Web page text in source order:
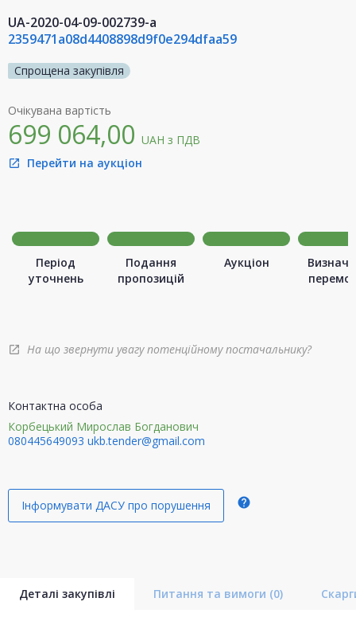
UA-2020-04-09-002739-a
2359471a08d4408898d9f0e294dfaa59
Спрощена закупівля
Очікувана вартість
699 064,00 UAH з ПДВ
open_in_new Перейти на аукціон
Період
уточнень
Подання
пропозицій
Аукціон
open_in_new На що звернути увагу потенційному постачальнику?
Контактна особа
Корбецький Мирослав Богданович
080445649093 ukb.tender@gmail.com
Інформувати ДАСУ про порушення help
Деталі закупівлі Питання та вимоги (0)